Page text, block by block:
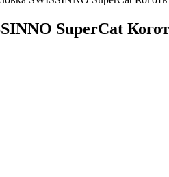
SuperCat